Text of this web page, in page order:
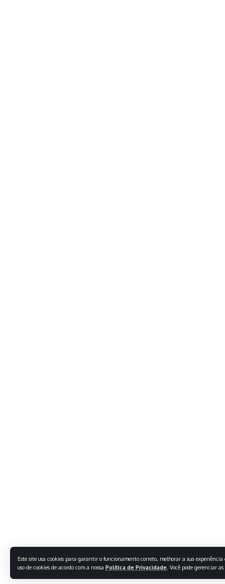
Este site usa cookies para garantir o funcionamento correto, melhorar a sua
uso de cookies de acordo com a nossa Política de Privacidade . Você pode gerenciar